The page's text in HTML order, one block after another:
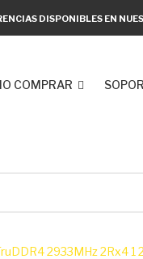
DISPONIBLES EN
COMPRAR
2933MHz 2Rx4 1